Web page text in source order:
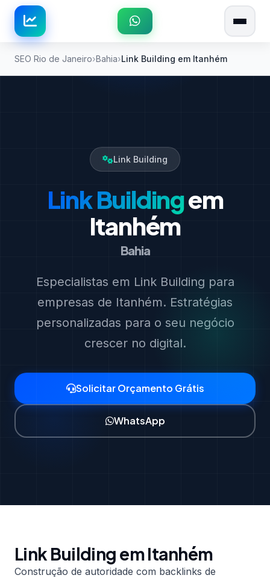
SEO Rio de Janeiro Bahia Link Building em Itanhém
Link Building
Link Buildingem
Itanhém
Bahia
Especialistas em Link Building para
empresas de Itanhém. Estratégias
personalizadas para o seu negócio
crescer no digital.
Solicitar Orçamento Grátis
WhatsApp
Link Building em Itanhém
Construção de autoridade com backlinks de